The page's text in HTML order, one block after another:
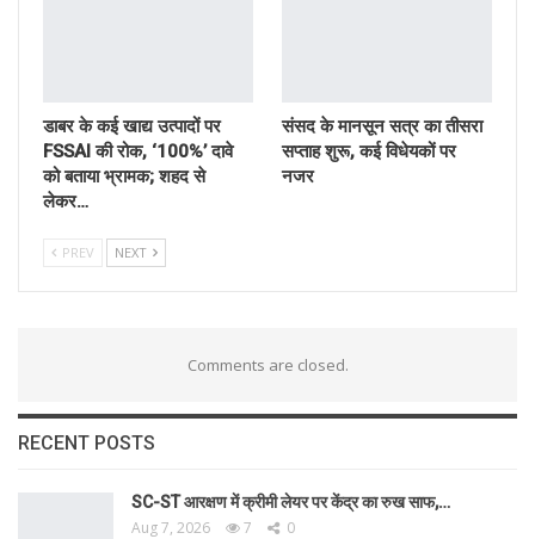
डाबर के कई खाद्य उत्पादों पर
FSSAI की रोक, ‘100%’ दावे
को बताया भ्रामक; शहद से
लेकर…
संसद के मानसून सत्र का तीसरा
सप्ताह शुरू, कई विधेयकों पर
नजर
PREV NEXT
Comments are closed.
RECENT POSTS
SC-ST आरक्षण में क्रीमी लेयर पर केंद्र का रुख साफ,…
Aug 7, 2026 7 0